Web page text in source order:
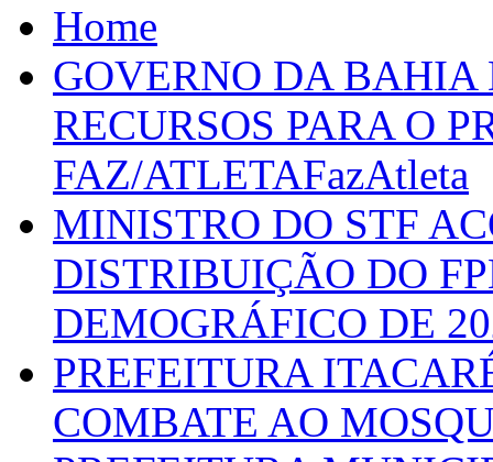
Home
GOVERNO DA
RECURSOS PARA O
FAZ/ATLETAFazAtleta
MINISTRO DO STF
DISTRIBUIÇÃO DO
DEMOGRÁFICO DE
PREFEITURA
COMBATE AO